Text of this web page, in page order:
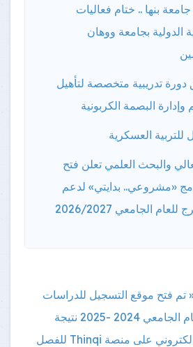
بنها .. ختام فعاليات
الدولية بجامعة ووهان
دورة تدريبية متخصصة لتأهيل
وإدارة البصمة الكربونية
العسكرية
والبحث العلمي تعلن فتح
«مشروعي.. بدايتي» لدعم
الجامعي 2026/2027
تم فتح موقع التسجيل للدراسات
2024 -2025
نتيجة
مسابقة أفضل مقرر الكتروني على منصة Thinqi للفصل